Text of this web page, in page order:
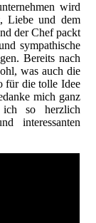
wird
Liebe und dem
der Chef packt
sympathische
Bereits nach
was auch die
für die tolle Idee
mich ganz
ich so herzlich
interessanten